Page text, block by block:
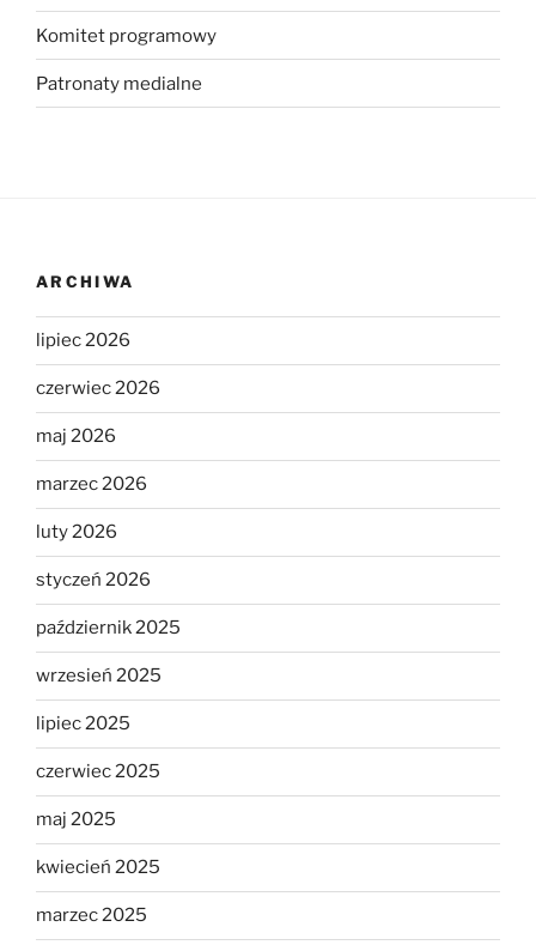
Komitet programowy
Patronaty medialne
ARCHIWA
lipiec 2026
czerwiec 2026
maj 2026
marzec 2026
luty 2026
styczeń 2026
październik 2025
wrzesień 2025
lipiec 2025
czerwiec 2025
maj 2025
kwiecień 2025
marzec 2025